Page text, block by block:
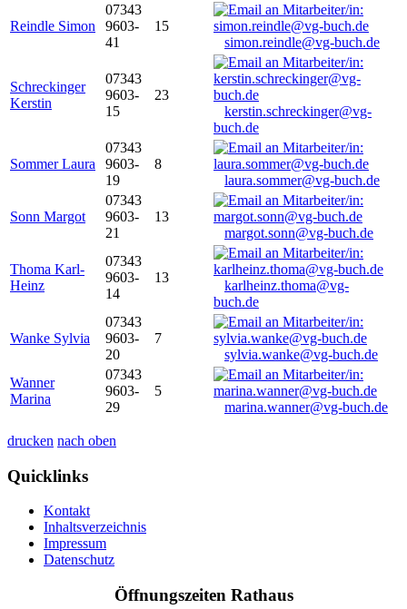
Reindle Simon
07343
9603-
41
15
simon.reindle@vg-buch.de
Schreckinger
Kerstin
07343
9603-
15
23
kerstin.schreckinger@vg-
buch.de
Sommer Laura
07343
9603-
19
8
laura.sommer@vg-buch.de
Sonn Margot
07343
9603-
21
13
margot.sonn@vg-buch.de
Thoma Karl-
Heinz
07343
9603-
14
13
karlheinz.thoma@vg-
buch.de
Wanke Sylvia
07343
9603-
20
7
sylvia.wanke@vg-buch.de
Wanner
Marina
07343
9603-
29
5
marina.wanner@vg-buch.de
drucken nach oben
Quicklinks
Kontakt
Inhaltsverzeichnis
Impressum
Datenschutz
Öffnungszeiten Rathaus